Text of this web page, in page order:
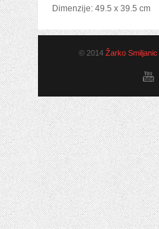
Dimenzije: 49.5 x 39.5 cm
© 2014 Žarko Smiljanic